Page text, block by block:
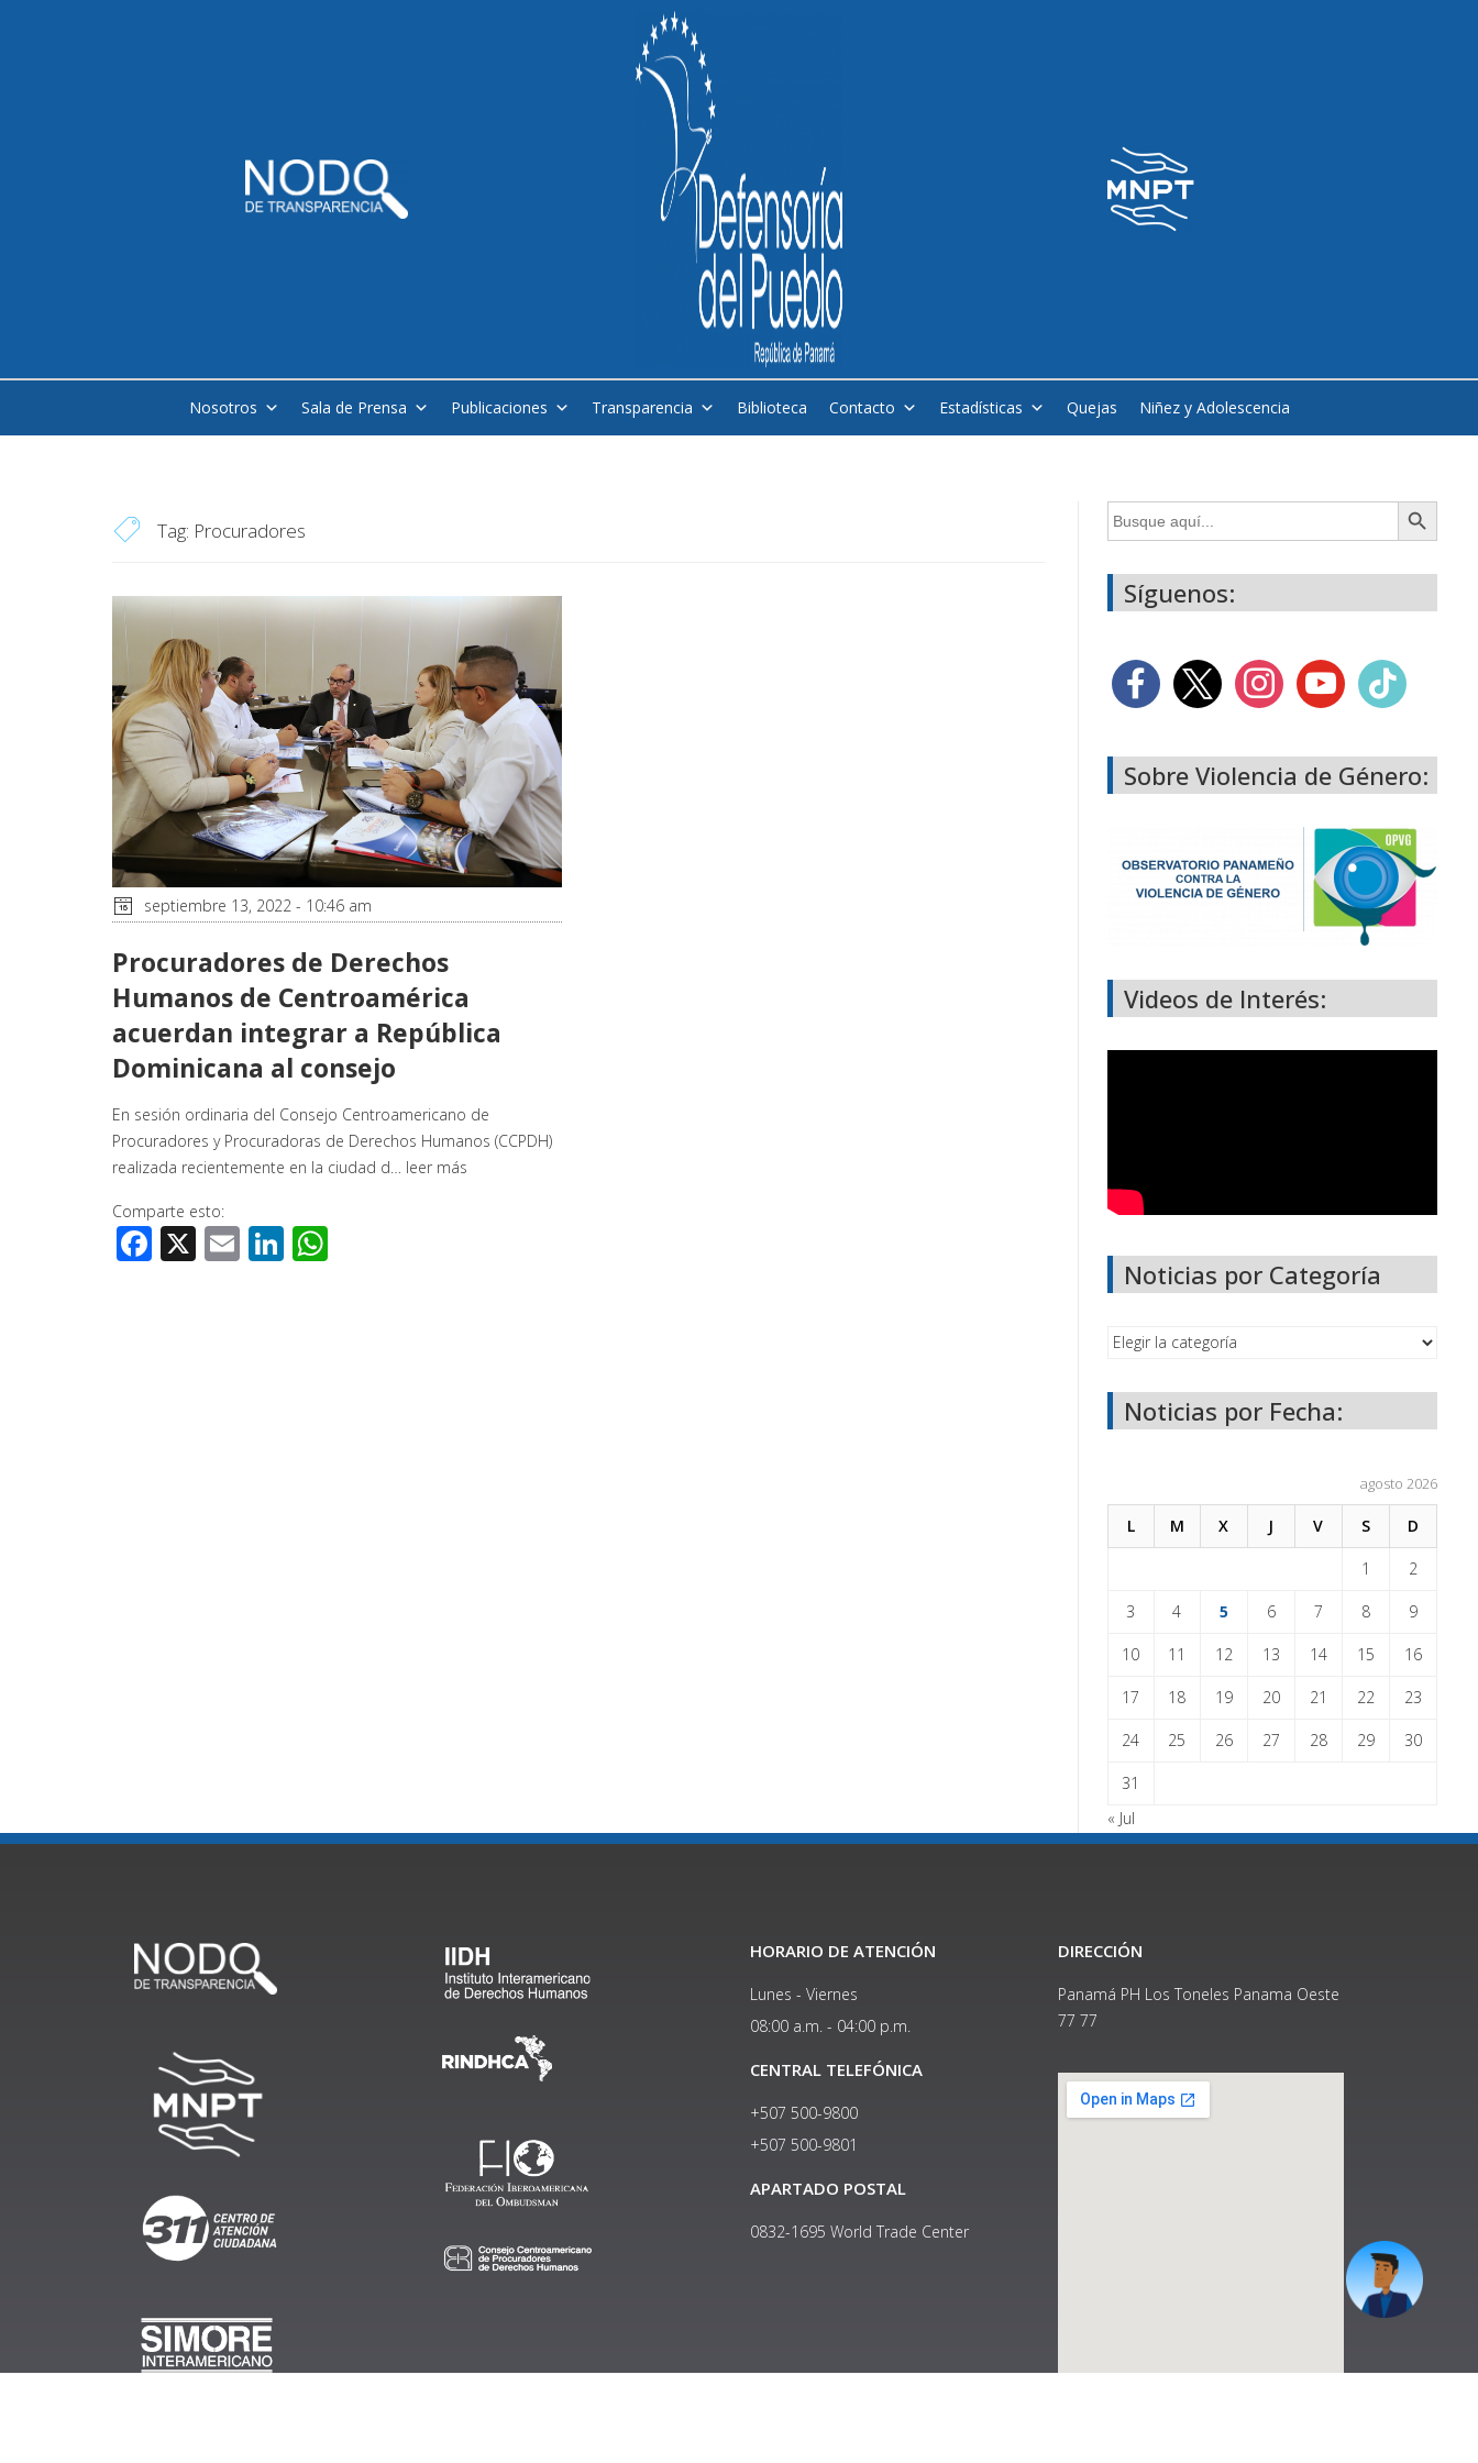
Nosotros Sala de Prensa Publicaciones Transparencia Biblioteca Contacto Estadísticas Quejas Niñez y Adolescencia
Tag: Procuradores
septiembre 13, 2022 - 10:46 am
Procuradores de Derechos
Humanos de Centroamérica
acuerdan integrar a República
Dominicana al consejo
En sesión ordinaria del Consejo Centroamericano de
Procuradores y Procuradoras de Derechos Humanos (CCPDH)
realizada recientemente en la ciudad d… leer más
Comparte esto:
Facebook
X EmailLinkedIn
Buscar: Botón de búsqueda
Síguenos:
Sobre Violencia de Género:
Videos de Interés:
Noticias por Categoría
Noticias por Fecha:
agosto 2026
L M X J V S D
1 2
3 4 5 6 7 8 9
10 11 12 13 14 15 16
17 18 19 20 21 22 23
24 25 26 27 28 29 30
31
« Jul
HORARIO DE ATENCIÓN
Lunes - Viernes
08:00 a.m. - 04:00 p.m.
CENTRAL TELEFÓNICA
+507 500-9800
+507 500-9801​
APARTADO POSTAL
0832-1695 World Trade Center
DIRECCIÓN
Panamá PH Los Toneles Panama Oeste
77 77